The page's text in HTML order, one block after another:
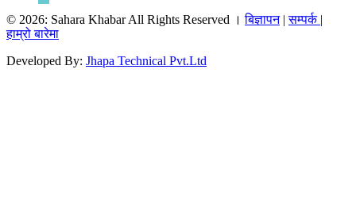
© 2026: Sahara Khabar All Rights Reserved ।बिज्ञापन|सम्पर्क |
हाम्रो बारेमा
Developed By: Jhapa Technical Pvt.Ltd